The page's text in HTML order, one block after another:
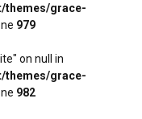
themes/grace-
979
on null in
themes/grace-
982